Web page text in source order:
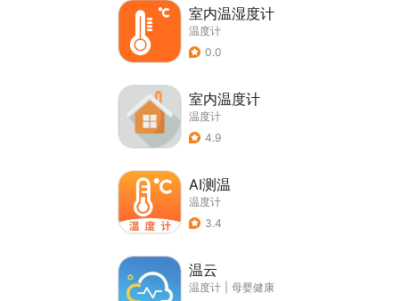
室内温湿度计
温度计
0.0
室内温度计
温度计
4.9
AI测温
温度计
3.4
温云
温度计
母婴健康